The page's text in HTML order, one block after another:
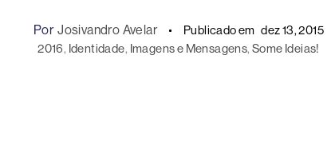
Por Josivandro Avelar Publicado em dez 13, 2015
2016, Identidade, Imagens e Mensagens, Some Ideias!